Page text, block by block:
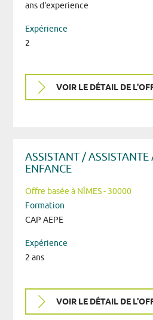
ans d'experience
Expérience
2
VOIR LE DÉTAIL DE
ASSISTANT / ASSISTANTE
ENFANCE
Offre basée à NÎMES - 30000
Formation
CAP AEPE
Expérience
2 ans
VOIR LE DÉTAIL DE